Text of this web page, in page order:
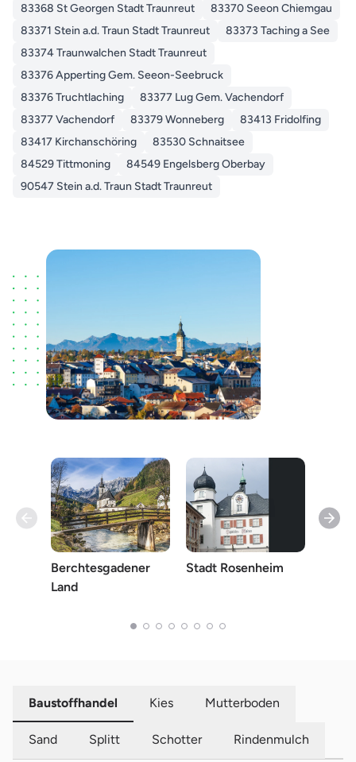
83368 St Georgen Stadt Traunreut
83370 Seeon Chiemgau
83371 Stein a.d. Traun Stadt Traunreut
83373 Taching a See
83374 Traunwalchen Stadt Traunreut
83376 Apperting Gem. Seeon-Seebruck
83376 Truchtlaching
83377 Lug Gem. Vachendorf
83377 Vachendorf
83379 Wonneberg
83413 Fridolfing
83417 Kirchanschöring
83530 Schnaitsee
84529 Tittmoning
84549 Engelsberg Oberbay
90547 Stein a.d. Traun Stadt Traunreut
Berchtesgadener
Land
Stadt Rosenheim
Baustoffhandel Kies Mutterboden
Sand Splitt Schotter Rindenmulch